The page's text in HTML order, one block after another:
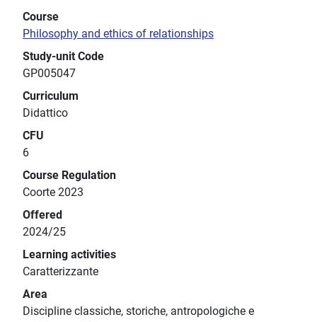
Course
Philosophy and ethics of relationships
Study-unit Code
GP005047
Curriculum
Didattico
CFU
6
Course Regulation
Coorte 2023
Offered
2024/25
Learning activities
Caratterizzante
Area
Discipline classiche, storiche, antropologiche e